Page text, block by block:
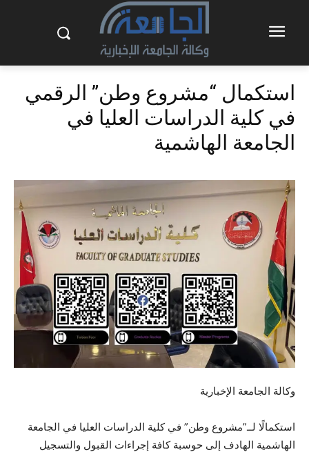
استكمال “مشروع وطن” الرقمي
في كلية الدراسات العليا في
الجامعة الهاشمية
وكالة الجامعة الإخبارية
استكمالًا لــ”مشروع وطن” في كلية الدراسات العليا في الجامعة
الهاشمية الهادف إلى حوسبة كافة إجراءات القبول والتسجيل